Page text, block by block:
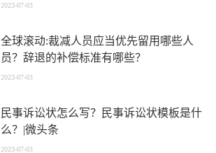
2023-07-03
全球滚动:裁减人员应当优先留用哪些人
员？辞退的补偿标准有哪些？
2023-07-03
民事诉讼状怎么写？民事诉讼状模板是什
么？|微头条
2023-07-03